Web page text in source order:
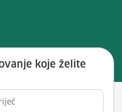
sučelja
koje želite